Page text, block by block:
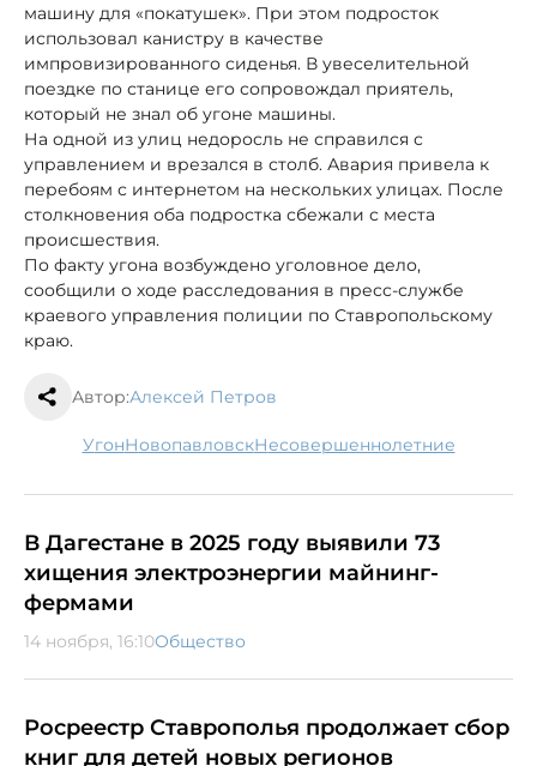
машину для «покатушек». При этом подросток
использовал канистру в качестве
импровизированного сиденья. В увеселительной
поездке по станице его сопровождал приятель,
который не знал об угоне машины.
На одной из улиц недоросль не справился с
управлением и врезался в столб. Авария привела к
перебоям с интернетом на нескольких улицах. После
столкновения оба подростка сбежали с места
происшествия.
По факту угона возбуждено уголовное дело,
сообщили о ходе расследования в пресс-службе
краевого управления полиции по Ставропольскому
краю.
Автор:Алексей Петров
угон Новопавловск несовершеннолетние
В Дагестане в 2025 году выявили 73
хищения электроэнергии майнинг-
фермами
14 ноября, 16:10Общество
Росреестр Ставрополья продолжает сбор
книг для детей новых регионов